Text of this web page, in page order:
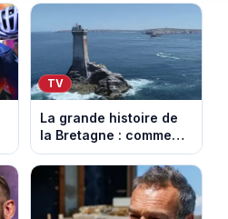
TV
La grande histoire de
la Bretagne : comment
les Bretons ont
défendu leur culture
au fil des décennies